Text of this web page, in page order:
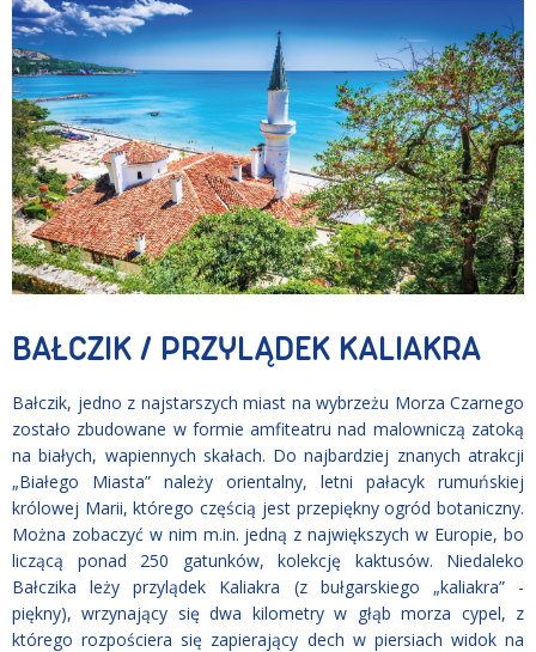
BAŁCZIK / PRZYLĄDEK KALIAKRA
Bałczik, jedno z najstarszych miast na wybrzeżu Morza Czarnego
zostało zbudowane w formie amfiteatru nad malowniczą zatoką
na białych, wapiennych skałach. Do najbardziej znanych atrakcji
„Białego Miasta” należy orientalny, letni pałacyk rumuńskiej
królowej Marii, którego częścią jest przepiękny ogród botaniczny.
Można zobaczyć w nim m.in. jedną z największych w Europie, bo
liczącą ponad 250 gatunków, kolekcję kaktusów. Niedaleko
Bałczika leży przylądek Kaliakra (z bułgarskiego „kaliakra” -
piękny), wrzynający się dwa kilometry w głąb morza cypel, z
którego rozpościera się zapierający dech w piersiach widok na